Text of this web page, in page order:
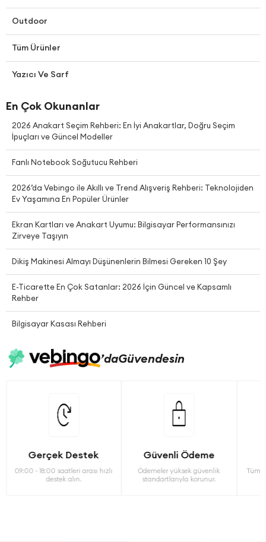
Outdoor
Tüm Ürünler
Yazıcı Ve Sarf
En Çok Okunanlar
2026 Anakart Seçim Rehberi: En İyi Anakartlar, Doğru Seçim
İpuçları ve Güncel Modeller
Fanlı Notebook Soğutucu Rehberi
2026’da Vebingo ile Akıllı ve Trend Alışveriş Rehberi: Teknolojiden
Ev Yaşamına En Popüler Ürünler
Ekran Kartları ve Anakart Uyumu: Bilgisayar Performansınızı
Zirveye Taşıyın
Dikiş Makinesi Almayı Düşünenlerin Bilmesi Gereken 10 Şey
E-Ticarette En Çok Satanlar: 2026 İçin Güncel ve Kapsamlı
Rehber
Bilgisayar Kasası Rehberi
’daGüvendesin
Gerçek Destek
09:00 - 18:00 saatleri arası hızlı
destek alın.
Güvenli Ödeme
Ödemeler yüksek güvenlik
standartlarıyla korunur.
Tüm